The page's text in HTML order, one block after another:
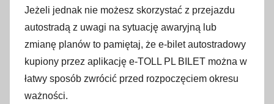
u
b
l
i
k
o
Jeżeli jednak nie możesz skorzystać z przejazdu
autostradą z uwagi na sytuację awaryjną lub
zmianę planów to pamiętaj, że e-bilet autostradowy
kupiony przez aplikację e-TOLL PL BILET można w
łatwy sposób zwrócić przed rozpoczęciem okresu
ważności.